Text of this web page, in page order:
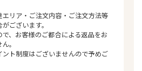
リア・ご注文内容・ご注文方法等
ございます。
、お客様のご都合による返品をお
。
ト制度はございませんので予めご